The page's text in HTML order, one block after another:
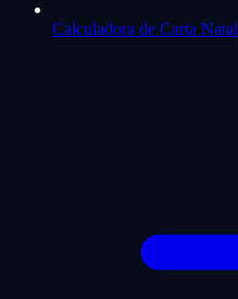
Calculadora de Carta Natal